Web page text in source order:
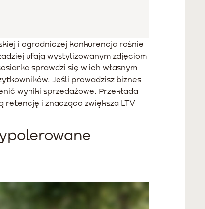
i ogrodniczej konkurencja rośnie
ufają wystylizowanym zdjęciom
sprawdzi się w ich własnym
Jeśli prowadzisz biznes
wyniki sprzedażowe. Przekłada
retencję i znacząco zwiększa LTV